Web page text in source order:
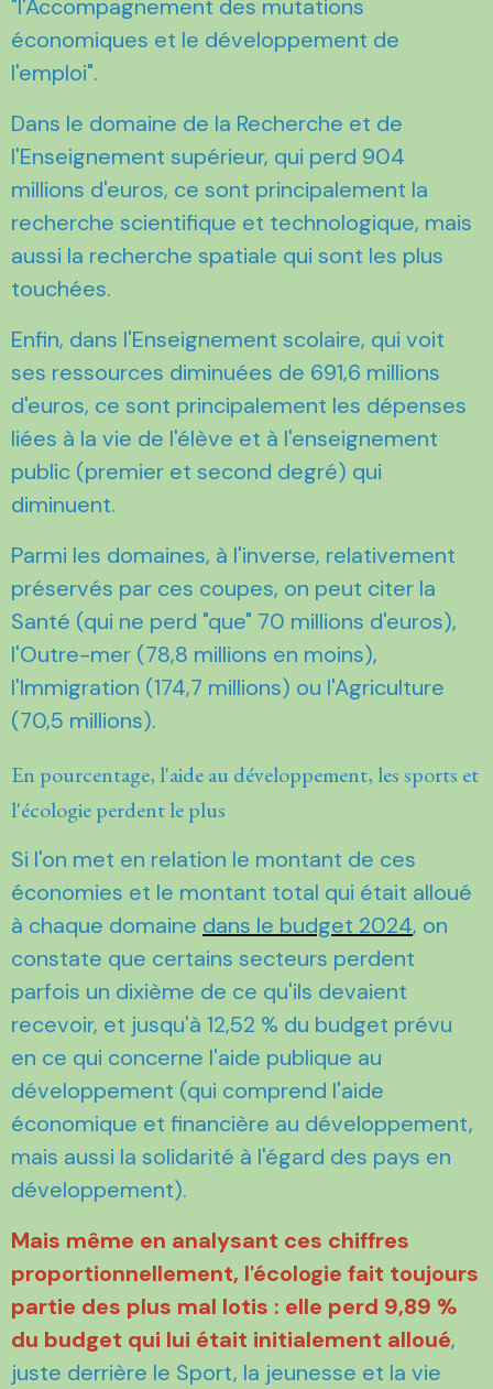
"l'Accompagnement des mutations
économiques et le développement de
l'emploi".
Dans le domaine de la Recherche et de
l'Enseignement supérieur, qui perd 904
millions d'euros, ce sont principalement la
recherche scientifique et technologique, mais
aussi la recherche spatiale qui sont les plus
touchées.
Enfin, dans l'Enseignement scolaire, qui voit
ses ressources diminuées de 691,6 millions
d'euros, ce sont principalement les dépenses
liées à la vie de l'élève et à l'enseignement
public (premier et second degré) qui
diminuent.
Parmi les domaines, à l'inverse, relativement
préservés par ces coupes, on peut citer la
Santé (qui ne perd "que" 70 millions d'euros),
l'Outre-mer (78,8 millions en moins),
l'Immigration (174,7 millions) ou l'Agriculture
(70,5 millions).
En pourcentage, l'aide au développement, les sports et
l'écologie perdent le plus
Si l'on met en relation le montant de ces
économies et le montant total qui était alloué
à chaque domaine dans le budget 2024, on
constate que certains secteurs perdent
parfois un dixième de ce qu'ils devaient
recevoir, et jusqu'à 12,52 % du budget prévu
en ce qui concerne l'aide publique au
développement (qui comprend l'aide
économique et financière au développement,
mais aussi la solidarité à l'égard des pays en
développement).
Mais même en analysant ces chiffres
proportionnellement, l'écologie fait toujours
partie des plus mal lotis : elle perd 9,89 %
du budget qui lui était initialement alloué,
juste derrière le Sport, la jeunesse et la vie